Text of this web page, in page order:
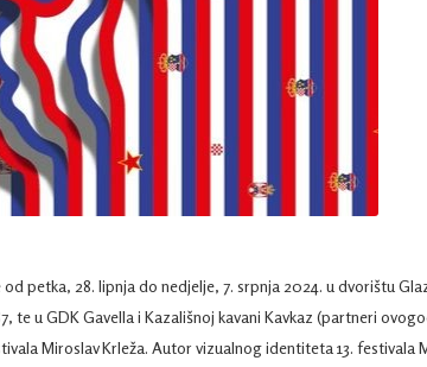
od petka, 28. lipnja do nedjelje, 7. srpnja 2024. u dvorištu
te u GDK Gavella i Kazališnoj kavani Kavkaz (partneri
Miroslav Krleža. Autor vizualnog identiteta 13. festivala